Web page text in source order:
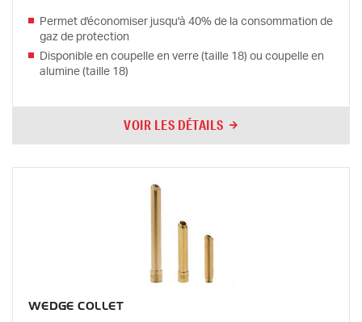
Permet d'économiser jusqu'à 40% de la consommation de
gaz de protection
Disponible en coupelle en verre (taille 18) ou coupelle en
alumine (taille 18)
VOIR LES DÉTAILS
WEDGE COLLET